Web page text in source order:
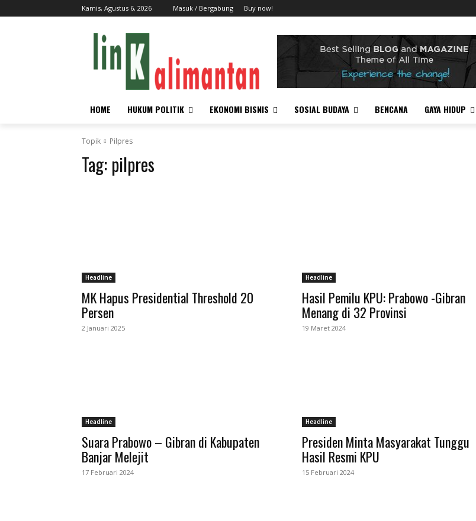
Kamis, Agustus 6, 2026 Masuk / Bergabung Buy now!
HOME HUKUM POLITIK EKONOMI BISNIS SOSIAL BUDAYA BENCANA GAYA HIDUP
Topik Pilpres
Tag: pilpres
Headline
MK Hapus Presidential Threshold 20
Persen
2 Januari 2025
Headline
Hasil Pemilu KPU: Prabowo -Gibran
Menang di 32 Provinsi
19 Maret 2024
Headline
Suara Prabowo – Gibran di Kabupaten
Banjar Melejit
17 Februari 2024
Headline
Presiden Minta Masyarakat Tunggu
Hasil Resmi KPU
15 Februari 2024